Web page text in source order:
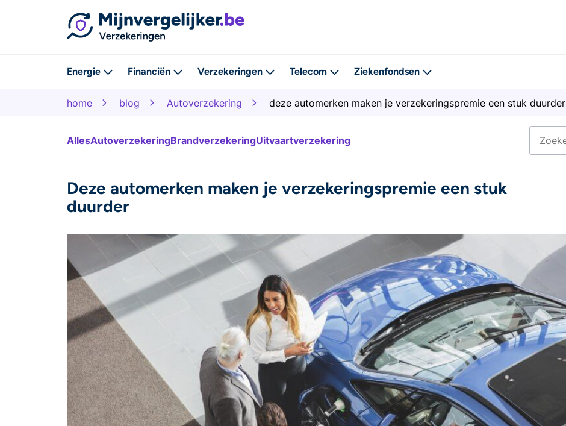
Energie Financiën Verzekeringen Telecom Ziekenfondsen
home blog Autoverzekering deze automerken maken je verzekeringspremie een stuk duurder
AllesAutoverzekeringBrandverzekeringUitvaartverzekering
Deze automerken maken je verzekeringspremie een stuk
duurder